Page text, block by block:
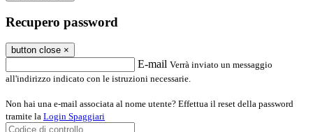
Recupero password
button close ×
E-mail Verrà inviato un messaggio
all'indirizzo indicato con le istruzioni necessarie.
Non hai una e-mail associata al nome utente? Effettua il reset della password
tramite la Login Spaggiari